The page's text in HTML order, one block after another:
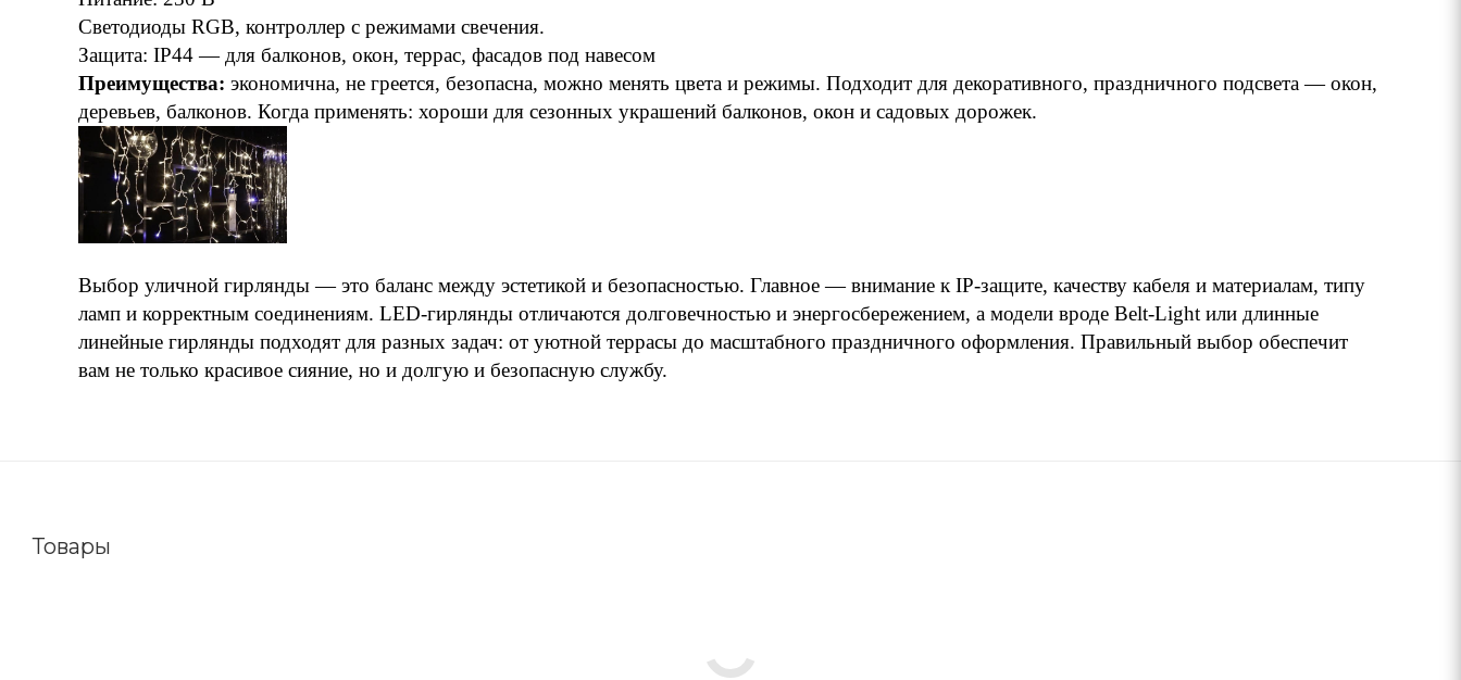
Светодиоды RGB, контроллер с режимами свечения.
Защита: IP44 — для балконов, окон, террас, фасадов под навесом
Преимущества: экономична, не греется, безопасна, можно менять цвета и режимы. Подходит для декоративного, праздничного подсвета — окон,
деревьев, балконов. Когда применять: хороши для сезонных украшений балконов, окон и садовых дорожек.
Выбор уличной гирлянды — это баланс между эстетикой и безопасностью. Главное — внимание к IP-защите, качеству кабеля и материалам, типу
ламп и корректным соединениям. LED-гирлянды отличаются долговечностью и энергосбережением, а модели вроде Belt-Light или длинные
линейные гирлянды подходят для разных задач: от уютной террасы до масштабного праздничного оформления. Правильный выбор обеспечит
вам не только красивое сияние, но и долгую и безопасную службу.
Товары